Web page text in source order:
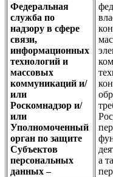
Федеральная
служба по
надзору в сфере
связи,
информационных
технологий и
массовых
коммуникаций и/
или
Роскомнадзор и/
или
Уполномоченный
орган по защите
Субъектов
персональных
данных –
а